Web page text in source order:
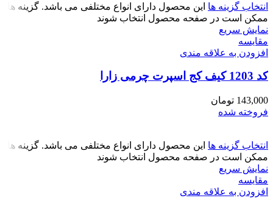
انتخاب گزینه ها این محصول دارای انواع مختلفی می باشد. گزینه ها
ممکن است در صفحه محصول انتخاب شوند
نمایش سریع
مقايسه
افزودن به علاقه مندی
کد 1203 کیف کج اسپرت چرمی زارا
143,000 تومان
فروخته شده
انتخاب گزینه ها این محصول دارای انواع مختلفی می باشد. گزینه ها
ممکن است در صفحه محصول انتخاب شوند
نمایش سریع
مقايسه
افزودن به علاقه مندی